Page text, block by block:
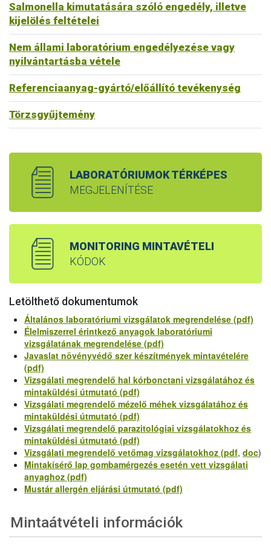
Salmonella kimutatására szóló engedély, illetve
kijelölés feltételei
Nem állami laboratórium engedélyezése vagy
nyilvántartásba vétele
Referenciaanyag-gyártó/előállító tevékenység
Törzsgyűjtemény
LABORATÓRIUMOK TÉRKÉPES
MEGJELENÍTÉSE
MONITORING MINTAVÉTELI
KÓDOK
Letölthető dokumentumok
Általános laboratóriumi vizsgálatok megrendelése (pdf)
Élelmiszerrel érintkező anyagok laboratóriumi
vizsgálatának megrendelése (pdf)
Javaslat növényvédő szer készítmények mintavételére
(pdf)
Vizsgálati megrendelő hal kórbonctani vizsgálatához és
mintaküldési útmutató (pdf)
Vizsgálati megrendelő mézelő méhek vizsgálatához és
mintaküldési útmutató (pdf)
Vizsgálati megrendelő parazitológiai vizsgálatokhoz és
mintaküldési útmutató (pdf)
Vizsgálati megrendelő vetőmag vizsgálatokhoz (pdf, doc)
Mintakísérő lap gombamérgezés esetén vett vizsgálati
anyaghoz (pdf)
Mustár allergén eljárási útmutató (pdf)
Mintaátvételi információk